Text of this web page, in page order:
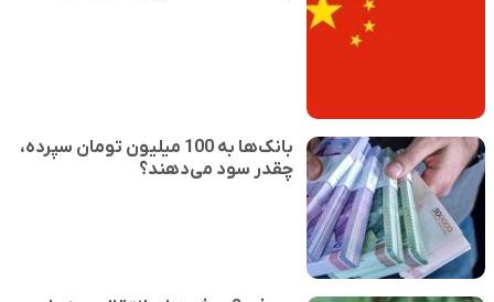
بانک‌ها به 100 میلیون تومان سپرده،
چقدر سود می‌دهند؟